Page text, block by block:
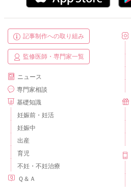
記事制作への取り組み
監修医師・専門家一覧
ニュース
専門家相談
基礎知識
妊娠前・妊活
妊娠中
出産
育児
不妊・不妊治療
Ｑ＆Ａ